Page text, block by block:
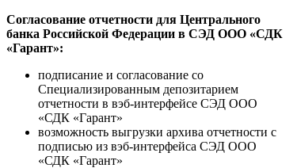
Согласование отчетности для Центрального
банка Российской Федерации в СЭД ООО «СДК
«Гарант»:
подписание и согласование со
Специализированным депозитарием
отчетности в вэб-интерфейсе СЭД ООО
«СДК «Гарант»
возможность выгрузки архива отчетности с
подписью из вэб-интерфейса СЭД ООО
«СДК «Гарант»